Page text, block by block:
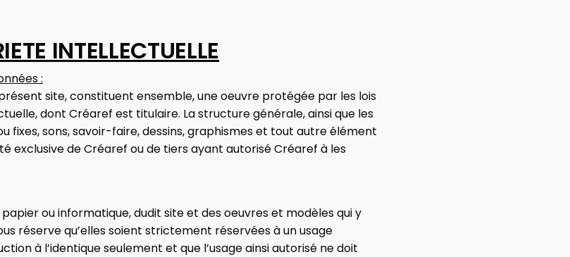
INTELLECTUELLE
:
site, constituent ensemble, une oeuvre protégée par les lois
dont Créaref est titulaire. La structure générale, ainsi que les
fixes, sons, savoir-faire, dessins, graphismes et tout autre élément
exclusive de Créaref ou de tiers ayant autorisé Créaref à les
ou informatique, dudit site et des oeuvres et modèles qui y
réserve qu’elles soient strictement réservées à un usage
à l’identique seulement et que l’usage ainsi autorisé ne doit